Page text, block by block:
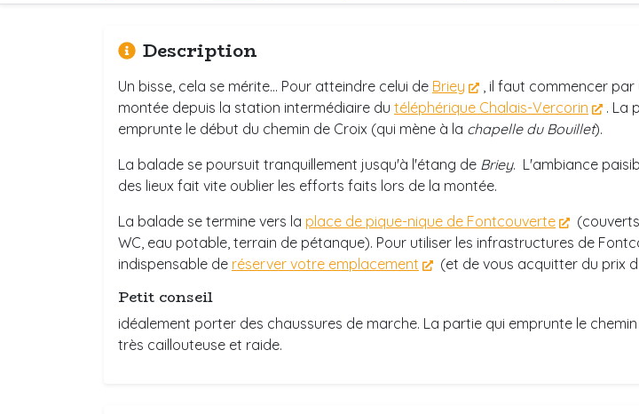
Description
Un bisse, cela se mérite... Pour atteindre celui de Briey
, il faut commencer par
montée depuis la station intermédiaire du téléphérique Chalais-Vercorin
. La
emprunte le début du chemin de Croix (qui mène à la chapelle du Bouillet).
La balade se poursuit tranquillement jusqu'à l'étang de Briey. L'ambiance
des lieux fait vite oublier les efforts faits lors de la montée.
La balade se termine vers la place de pique-nique de Fontcouverte
WC, eau potable, terrain de pétanque). Pour utiliser les infrastructures de
indispensable de réserver votre emplacement (et de vous acquitter du prix
Petit conseil
idéalement porter des chaussures de marche. La partie qui emprunte le
très caillouteuse et raide.